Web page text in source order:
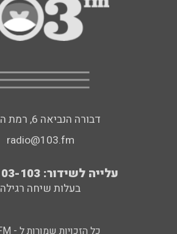
דבורה הנביאה 6, רמת השרון
radio@103.fm
עלייה לשידור: 0552-103-103
בעלות שיחה רגילה
כל הזכויות שמורות ל - 103FM